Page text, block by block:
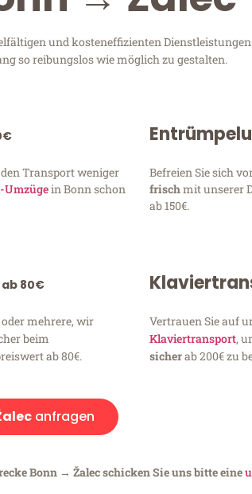
und kosteneffizienten
so reibungslos wie möglich zu gestalten.
Transport weniger
in Bonn schon
Befreien Sie sich
frischmit unserer
ab 150€.
ab 80€
mehrere, wir
beim
ab 80€.
Vertrauen Sie auf
Klaviertransport,
sicherab 200€ zu
anfragen
Bonn → Žalec schicken Sie uns bitte eine